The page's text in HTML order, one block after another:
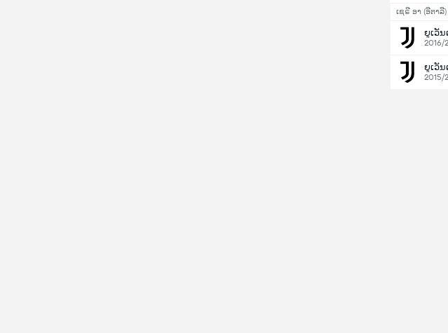
ເຊຣີ ອາ (ອີຕາລີ)
ຍູເວັ
2016/
ຍູເວັ
2015/